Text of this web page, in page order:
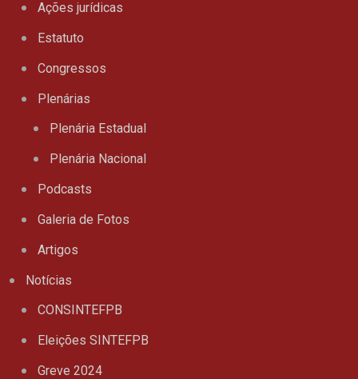
Ações jurídicas
Estatuto
Congressos
Plenárias
Plenária Estadual
Plenária Nacional
Podcasts
Galeria de Fotos
Artigos
Notícias
CONSINTEFPB
Eleições SINTEFPB
Greve 2024